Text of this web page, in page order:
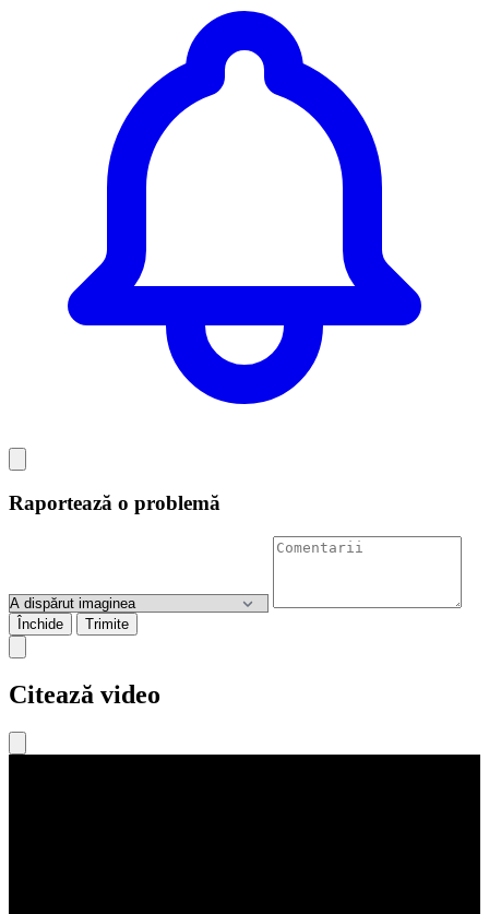
Raportează o problemă
Închide Trimite
Citează video